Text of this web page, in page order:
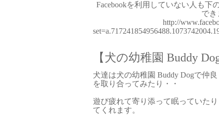
Facebookを利用していない人も
でき
http://
【犬の幼稚園 Buddy
犬達は犬の幼稚園 Buddy Dogで仲
を取り合ってみたり・・
遊び疲れて寄り添って眠っていた
てくれます。